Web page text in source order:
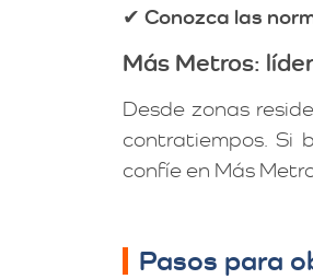
✔ Conozca las
Más Metros:
Desde zonas
contratiempos. Si
confíe en Más
Pasos para